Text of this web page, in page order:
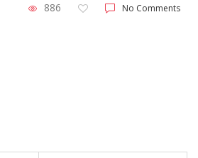
886 No Comments